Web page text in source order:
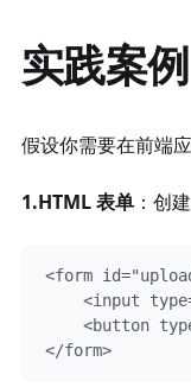
实践案例
假设你需要在前端
1.HTML 表单：创
<form
<input
<button
</form>